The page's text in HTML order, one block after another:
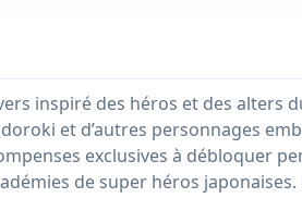
inspiré des héros et des alters
et d’autres personnages
exclusives à débloquer
de super héros japonaises.